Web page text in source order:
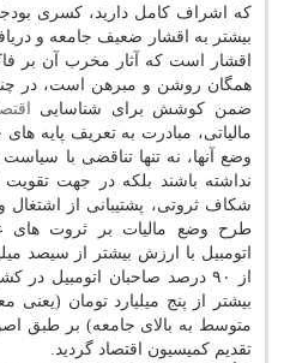
كه اشراف كامل دارید، كسری
بیشتر به اقشار ضعیف جامعه و
اقشار است كه آثار مخرب آن بر
همگان روشن و مبرهن است، در
ضمن كوشش برای شناسایی
مالیاتی، مبادرت به تعریف پایه های
وضع آنها، نه تنها تناقضی با
نداشته باشند بلكه در جهت
شكاف ثروتی، پشتیبانی از
طرح وضع مالیات بر ثروت های
اتومبیل با ارزش بیشتر از سیصد
از ۹۰ درصد صاحبان اتومبیل
بیشتر از پنج میلیارد تومان
متوسط به بالای جامعه) بر طبق
تقدیم كمیسیون اقتصاد گردید.